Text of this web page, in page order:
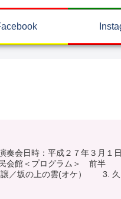
会日時：平成２７年３月１日
民会館＜プログラム＞ 前半
／坂の上の雲(オケ） 3. 久